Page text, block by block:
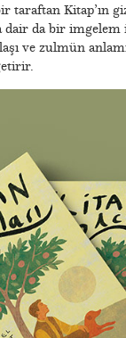
taraftan Kitap’ın
da bir
ve zulmün